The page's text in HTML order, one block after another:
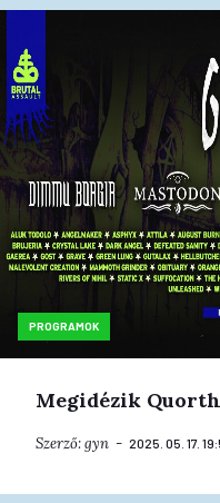
PROGRAMOK
Megidézik
Szerző:gyn 2025. 05. 17.